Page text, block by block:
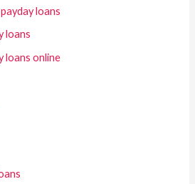
loans
loans
loans online